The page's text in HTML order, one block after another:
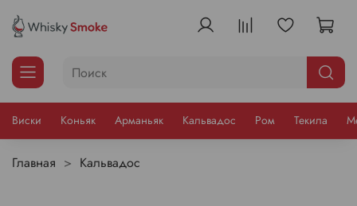
Виски Коньяк Арманьяк Кальвадос Ром Текила
Главная Кальвадос